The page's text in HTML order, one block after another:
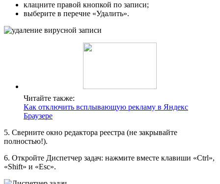
клацните правой кнопкой по записи;
выберите в перечне «Удалить».
Читайте также:
Как отключить всплывающую рекламу в Яндекс
Браузере
5. Сверните окно редактора реестра (не закрывайте
полностью!).
6. Откройте Диспетчер задач: нажмите вместе клавиши «Ctrl»,
«Shift» и «Esc».